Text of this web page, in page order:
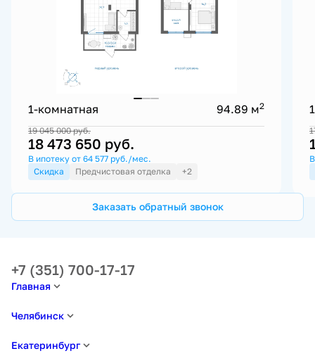
1-комнатная 94.89 м2
19 045 000руб.
18 473 650 руб.
В ипотеку от 64 577 руб./мес.
Скидка
Предчистовая отделка +2
Заказать обратный звонок
Главная
Челябинск
Екатеринбург
+7 (351) 700-17-17